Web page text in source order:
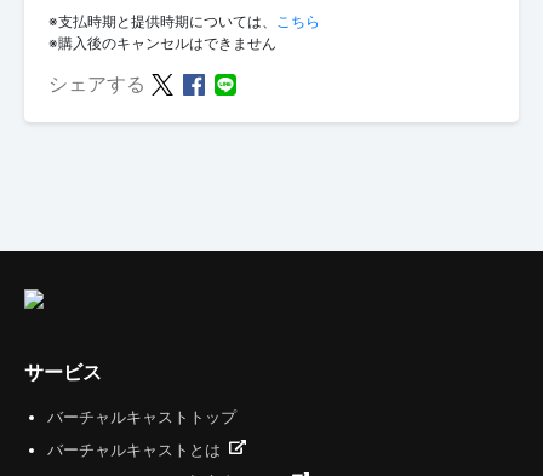
※支払時期と提供時期については、 こちら
※購入後のキャンセルはできません
シェアする
サービス
バーチャルキャストトップ
バーチャルキャストとは